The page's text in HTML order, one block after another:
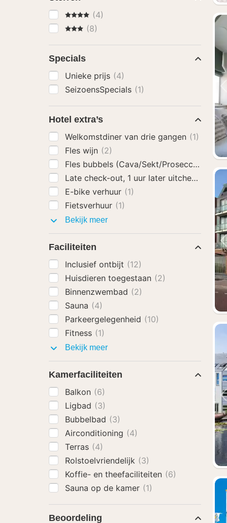
4 Sterren
(4)
3 Sterren
(8)
Specials
Unieke prijs (4)
SeizoensSpecials (1)
Hotel extra’s
Welkomstdiner van drie gangen (1)
Fles wijn (2)
Fles bubbels (Cava/Sekt/Prosecco)
Late check-out, 1 uur later uitchecken
E-bike verhuur (1)
Fietsverhuur (1)
Bekijk meerHotel
Faciliteiten
Inclusief ontbijt (12)
Huisdieren toegestaan (2)
Binnenzwembad (2)
Sauna (4)
Parkeergelegenheid (10)
Fitness (1)
Bekijk meerFaciliteiten
Kamerfaciliteiten
Balkon (6)
Ligbad (3)
Bubbelbad (3)
Airconditioning (4)
Terras (4)
Rolstoelvriendelijk (3)
Koffie- en theefaciliteiten (6)
Sauna op de kamer (1)
Beoordeling